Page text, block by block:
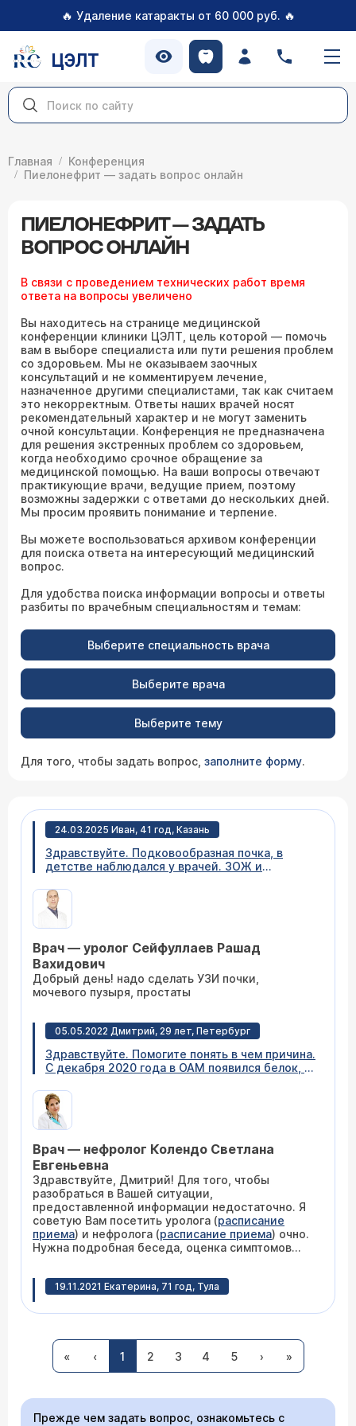
🔥 Удаление катаракты от 60 000 руб. 🔥
ЦЭЛТ
Главная
Конференция
Пиелонефрит — задать вопрос онлайн
ПИЕЛОНЕФРИТ — ЗАДАТЬ
ВОПРОС ОНЛАЙН
В связи с проведением технических работ время
ответа на вопросы увеличено
Вы находитесь на странице медицинской
конференции клиники ЦЭЛТ, цель которой — помочь
вам в выборе специалиста или пути решения проблем
со здоровьем. Мы не оказываем заочных
консультаций и не комментируем лечение,
назначенное другими специалистами, так как считаем
это некорректным. Ответы наших врачей носят
рекомендательный характер и не могут заменить
очной консультации. Конференция не предназначена
для решения экстренных проблем со здоровьем,
когда необходимо срочное обращение за
медицинской помощью. На ваши вопросы отвечают
практикующие врачи, ведущие прием, поэтому
возможны задержки с ответами до нескольких дней.
Мы просим проявить понимание и терпение.
Вы можете воспользоваться архивом конференции
для поиска ответа на интересующий медицинский
вопрос.
Для удобства поиска информации вопросы и ответы
разбиты по врачебным специальностям и темам:
Выберите специальность врача
Выберите врача
Выберите тему
Для того, чтобы задать вопрос, заполните форму.
24.03.2025 Иван, 41 год, Казань
Здравствуйте. Подковообразная почка, в
детстве наблюдался у врачей. ЗОЖ и
чаще чем другие хожу в туалет, по ночам
обычно 1 раз встаю. Последние 3 месяца
просыпаюсь ночью для туалета 3-4 раза за
Анализ крови: лимфоциты повышены, мочевой
белок ниже нормы, сахар в норме. Какие
анализы еще сдать?
Врач — уролог Сейфуллаев Рашад
Вахидович
Добрый день! надо сделать УЗИ почки,
мочевого пузыря, простаты
05.05.2022 Дмитрий, 29 лет, Петербург
Здравствуйте. Помогите понять в чем причина.
С декабря 2020 года в ОАМ появился белок, а
уровне 1г, эритроциты от 20-200(200
однократно было). Периодически появляются
бактерии лейкоциты. Делал ТРУЗИ, УЗИ почек
пиелонефрита не ставили. Креатинин 100. Из
симптомов - болезненное мочеиспускание.
Отеков и пр. нет
Врач — нефролог Колендо Светлана
Евгеньевна
Здравствуйте, Дмитрий! Для того, чтобы
разобраться в Вашей ситуации,
предоставленной информации недостаточно. Я
советую Вам посетить уролога (расписание
приема) и нефролога (расписание приема) очно.
Нужна подробная беседа, оценка симптомов
может быть причиной измененных анализов.
19.11.2021 Екатерина, 71 год, Тула
240ммоль/л, мочевина 19 ммоль/л, случилась
острая почечная недостаточность. Есть
полная выписка по анализам.
Евгеньевна
« ‹ 1 2 3 4 5 › »
Прежде чем задать вопрос, ознакомьтесь с